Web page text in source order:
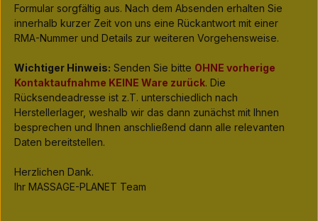
Formular sorgfältig aus. Nach dem Absenden erhalten Sie
innerhalb kurzer Zeit von uns eine Rückantwort mit einer
RMA-Nummer und Details zur weiteren Vorgehensweise.
Wichtiger Hinweis: Senden Sie bitte OHNE vorherige
Kontaktaufnahme KEINE Ware zurück. Die
Rücksendeadresse ist z.T. unterschiedlich nach
Herstellerlager, weshalb wir das dann zunächst mit Ihnen
besprechen und Ihnen anschließend dann alle relevanten
Daten bereitstellen.
Herzlichen Dank.
Ihr MASSAGE-PLANET Team